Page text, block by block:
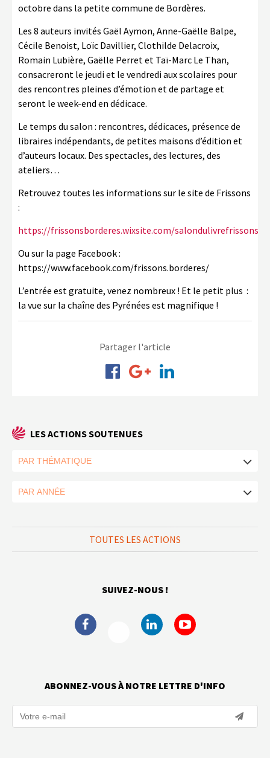
octobre dans la petite commune de Bordères.
Les 8 auteurs invités Gaël Aymon, Anne-Gaëlle Balpe,
Cécile Benoist, Loïc Davillier, Clothilde Delacroix,
Romain Lubière, Gaëlle Perret et Taï-Marc Le Than,
consacreront le jeudi et le vendredi aux scolaires pour
des rencontres pleines d’émotion et de partage et
seront le week-end en dédicace.
Le temps du salon : rencontres, dédicaces, présence de
libraires indépendants, de petites maisons d’édition et
d’auteurs locaux. Des spectacles, des lectures, des
ateliers…
Retrouvez toutes les informations sur le site de Frissons
:
https://frissonsborderes.wixsite.com/salondulivrefrissons
Ou sur la page Facebook :
https://www.facebook.com/frissons.borderes/
L’entrée est gratuite, venez nombreux ! Et le petit plus :
la vue sur la chaîne des Pyrénées est magnifique !
Partager l'article
LES ACTIONS SOUTENUES
TOUTES LES ACTIONS
SUIVEZ-NOUS !
ABONNEZ-VOUS À NOTRE LETTRE D'INFO